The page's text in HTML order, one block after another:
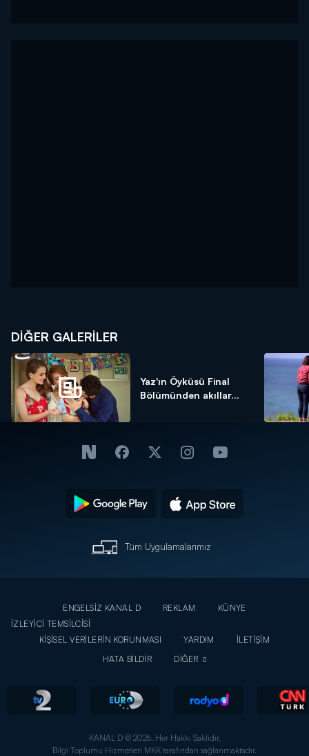
DİĞER GALERİLER
Yaz'ın Öyküsü Final
Bölümünden akıllar...
Tüm Uygulamalarımız
ENGELSİZ KANAL D REKLAM
KÜNYE
İZLEYİCİ TEMSİLCİSİ
KİŞİSEL VERİLERİN KORUNMASI
YARDIM
İLETİŞİM
HATA BİLDİR
DİĞER
KANAL D © 2026. Her Hakkı Saklıdır.
Bilgi Toplumu Hizmetleri MKK tarafından sağlanmaktadır.